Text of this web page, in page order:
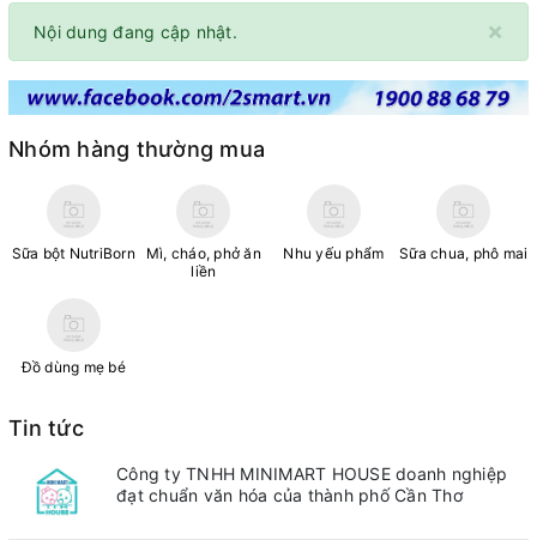
×
Nội dung đang cập nhật.
Nhóm hàng thường mua
Sữa bột NutriBorn
Mì, cháo, phở ăn
liền
Nhu yếu phẩm Sữa chua, phô mai
Đồ dùng mẹ bé
Tin tức
Công ty TNHH MINIMART HOUSE doanh nghiệp
đạt chuẩn văn hóa của thành phố Cần Thơ